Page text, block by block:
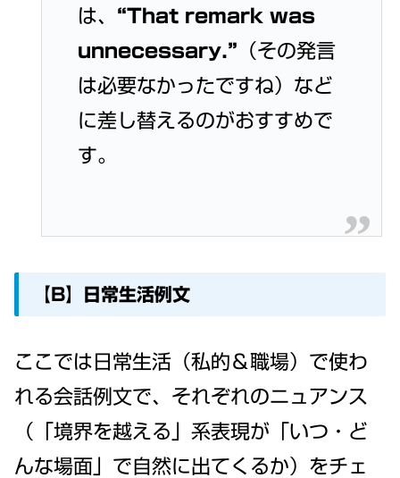
は、 “That remark was
unnecessary.” （その発言
は必要なかったですね）など
に差し替えるのがおすすめで
す。
【B】日常生活例文
ここでは日常生活（私的＆職場）で使わ
れる会話例文で、それぞれのニュアンス
（「境界を越える」系表現が「いつ・ど
んな場面」で自然に出てくるか）をチェ